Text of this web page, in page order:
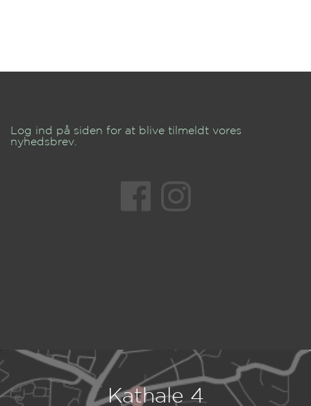
Log ind på siden for at blive tilmeldt vores
nyhedsbrev.
Kathale 4